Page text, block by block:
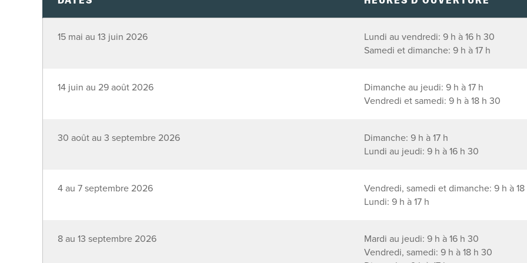
15 mai au 13 juin 2026
Lundi au vendredi: 9 h à 16 h 30
Samedi et dimanche: 9 h à 17 h
14 juin au 29 août 2026
Dimanche au jeudi: 9 h à 17 h
Vendredi et samedi: 9 h à 18 h 30
30 août au 3 septembre 2026
Dimanche: 9 h à 17 h
Lundi au jeudi: 9 h à 16 h 30
4 au 7 septembre 2026
Vendredi, samedi et dimanche: 9 h à
Lundi: 9 h à 17 h
8 au 13 septembre 2026
Mardi au jeudi: 9 h à 16 h 30
Vendredi, samedi: 9 h à 18 h 30